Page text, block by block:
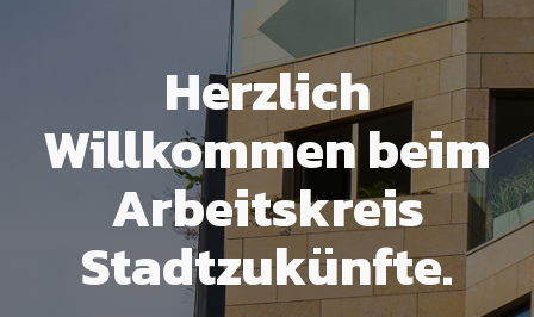
Herzlich
Willkommen beim
Arbeitskreis
Stadtzukünfte.